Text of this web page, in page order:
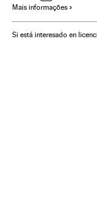
Assassinatos
Mais informações
Si está interesado en